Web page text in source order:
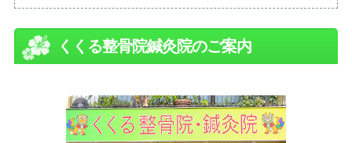
くくる整骨院鍼灸院のご案内